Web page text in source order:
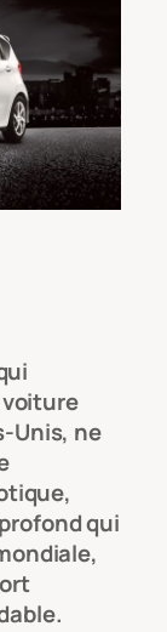
Unis, ne
qui